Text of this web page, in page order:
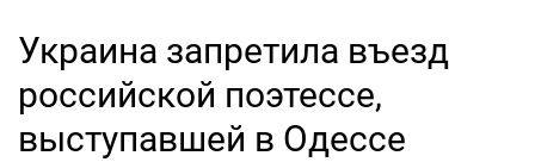
Украина запретила въезд
российской поэтессе,
выступавшей в Одессе